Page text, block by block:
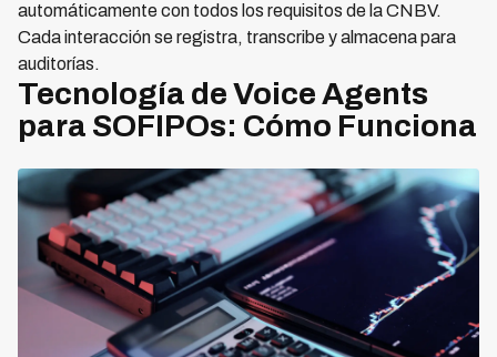
automáticamente con todos los requisitos de la CNBV.
Cada interacción se registra, transcribe y almacena para
auditorías.
Tecnología de Voice Agents
para SOFIPOs: Cómo Funciona